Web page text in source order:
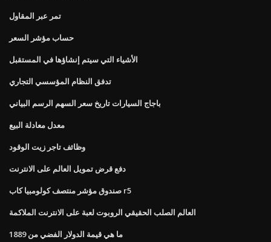
تمر عبر المقاول
حساب مؤشر السعر
الأشياء التي سيتم إنشاؤها في المستقبل
تدفق النظام المؤسسي التجاري
باجاج السيارات تاريخ سعر السهم الرسم البياني
معدل معادلة البيع
وظائف تاجر زيت الوقود
دفع قرض تمويل العالم على الانترنت
صندوق مؤشر منتصف كولومبيا كاب r5
العالم الصلب الحقيقي الروبوت لعبة على الانترنت الملاكمة
ما هي قيمة الدولار الفضي من 1889